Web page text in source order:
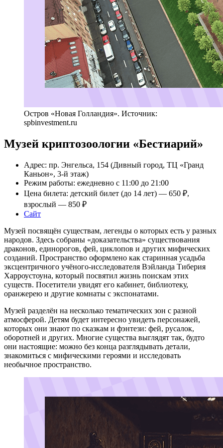
Остров «Новая Голландия». Источник:
spbinvestment.ru
Музей криптозоологии «Бестиарий»
Адрес: пр. Энгельса, 154 (Дивный город, ТЦ «Гранд
Каньон», 3-й этаж)
Режим работы: ежедневно с 11:00 до 21:00
Цена билета: детский билет (до 14 лет) — 650 ₽,
взрослый — 850 ₽
Сайт
Музей посвящён существам, легенды о которых есть у разных
народов. Здесь собраны «доказательства» существования
драконов, единорогов, фей, циклопов и других мифических
созданий. Пространство оформлено как старинная усадьба
эксцентричного учёного-исследователя Вэйланда Тиберия
Харроустоуна, который посвятил жизнь поискам этих
существ. Посетители увидят его кабинет, библиотеку,
оранжерею и другие комнаты с экспонатами.
Музей разделён на несколько тематических зон с разной
атмосферой. Детям будет интересно увидеть персонажей,
которых они знают по сказкам и фэнтези: фей, русалок,
оборотней и других. Многие существа выглядят так, будто
они настоящие: можно без конца разглядывать детали,
знакомиться с мифическими героями и исследовать
необычное пространство.